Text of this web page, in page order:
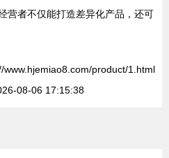
营者不仅能打造差异化产品，还可
product/1.html
08-06 17:15:38